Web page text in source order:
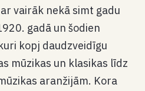
vairāk nekā simt gadu
gadā un šodien
kopj daudzveidīgu
mūzikas un klasikas līdz
aranžijām. Kora